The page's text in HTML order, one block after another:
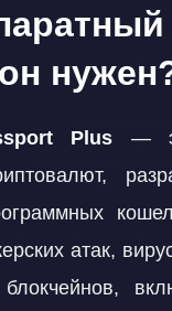
Plus —
атак,